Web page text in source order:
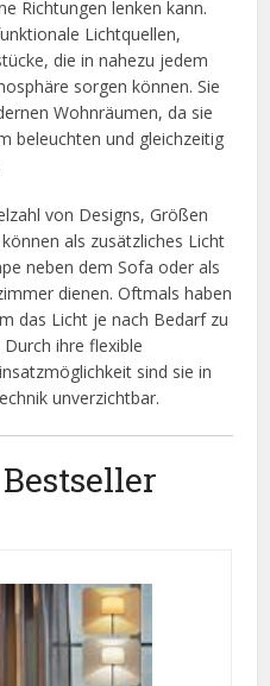
Richtungen lenken kann.
Lichtquellen,
die in nahezu jedem
sorgen können. Sie
Wohnräumen, da sie
beleuchten und gleichzeitig
von Designs, Größen
als zusätzliches Licht
neben dem Sofa oder als
dienen. Oftmals haben
das Licht je nach Bedarf zu
ihre flexible
sind sie in
unverzichtbar.